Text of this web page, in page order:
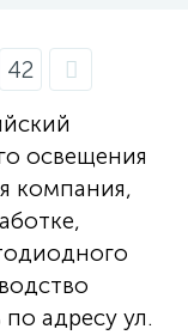
42
освещения
компания,
по адресу ул.